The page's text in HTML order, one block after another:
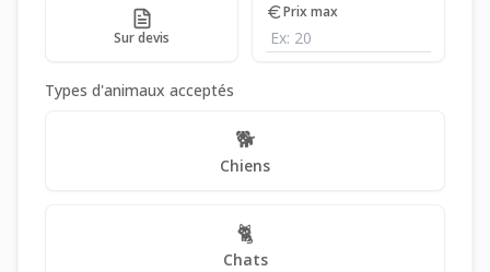
Sur devis
Prix max
Types d'animaux acceptés
🐕
Chiens
🐈
Chats